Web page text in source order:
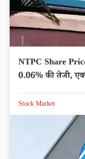
NTPC Share
0.06% की तेजी,
Stock Market